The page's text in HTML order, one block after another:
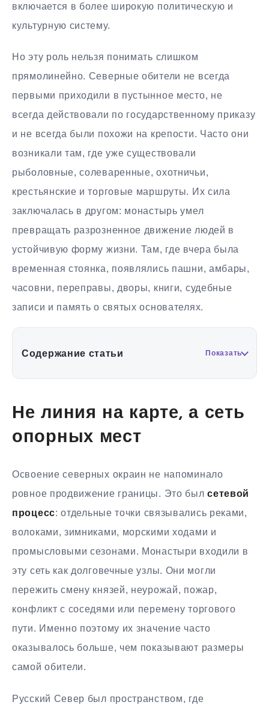
включается в более широкую политическую и
культурную систему.
Но эту роль нельзя понимать слишком
прямолинейно. Северные обители не всегда
первыми приходили в пустынное место, не
всегда действовали по государственному приказу
и не всегда были похожи на крепости. Часто они
возникали там, где уже существовали
рыболовные, солеваренные, охотничьи,
крестьянские и торговые маршруты. Их сила
заключалась в другом: монастырь умел
превращать разрозненное движение людей в
устойчивую форму жизни. Там, где вчера была
временная стоянка, появлялись пашни, амбары,
часовни, переправы, дворы, книги, судебные
записи и память о святых основателях.
Содержание статьи Показать
Не линия на карте, а сеть
опорных мест
Освоение северных окраин не напоминало
ровное продвижение границы. Это былсетевой
процесс: отдельные точки связывались реками,
волоками, зимниками, морскими ходами и
промысловыми сезонами. Монастыри входили в
эту сеть как долговечные узлы. Они могли
пережить смену князей, неурожай, пожар,
конфликт с соседями или перемену торгового
пути. Именно поэтому их значение часто
оказывалось больше, чем показывают размеры
самой обители.
Русский Север был пространством, где